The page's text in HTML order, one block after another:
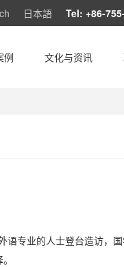
日本語 Tel: +86-
例 文化与资讯
语专业的人士登台造访，